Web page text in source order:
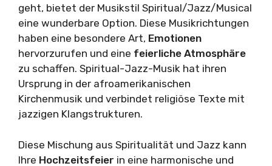
geht, bietet der Musikstil Spiritual/Jazz/Musical
eine wunderbare Option. Diese Musikrichtungen
haben eine besondere Art, Emotionen
hervorzurufen und eine feierliche Atmosphäre
zu schaffen. Spiritual-Jazz-Musik hat ihren
Ursprung in der afroamerikanischen
Kirchenmusik und verbindet religiöse Texte mit
jazzigen Klangstrukturen.
Diese Mischung aus Spiritualität und Jazz kann
Ihre Hochzeitsfeier in eine harmonische und